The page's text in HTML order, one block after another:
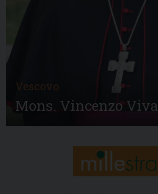
Vescovo
Mons. Vincenzo Viva